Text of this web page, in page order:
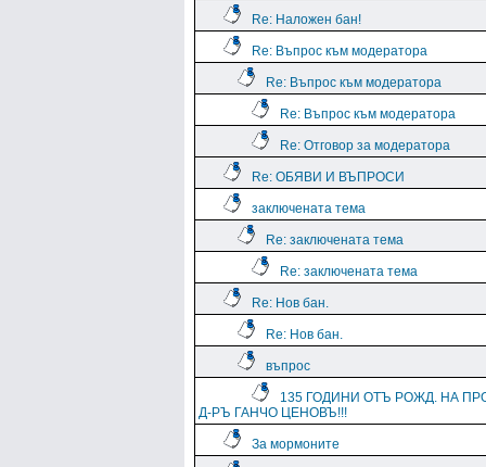
Re: Наложен бан!
Re: Въпрос към модератора
Re: Въпрос към модератора
Re: Въпрос към модератора
Re: Отговор за модератора
Re: ОБЯВИ И ВЪПРОСИ
заключената тема
Re: заключената тема
Re: заключената тема
Re: Нов бан.
Re: Нов бан.
въпрос
135 ГОДИНИ ОТЪ РОЖД. НА
Д-РЪ ГАНЧО ЦЕНОВЪ!!!
За мормоните